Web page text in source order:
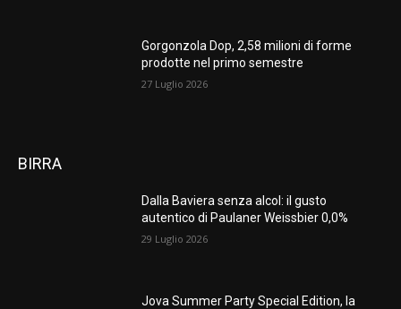
Gorgonzola Dop, 2,58 milioni di forme
prodotte nel primo semestre
27 Luglio 2026
BIRRA
Dalla Baviera senza alcol: il gusto
autentico di Paulaner Weissbier 0,0%
29 Luglio 2026
Jova Summer Party Special Edition, la